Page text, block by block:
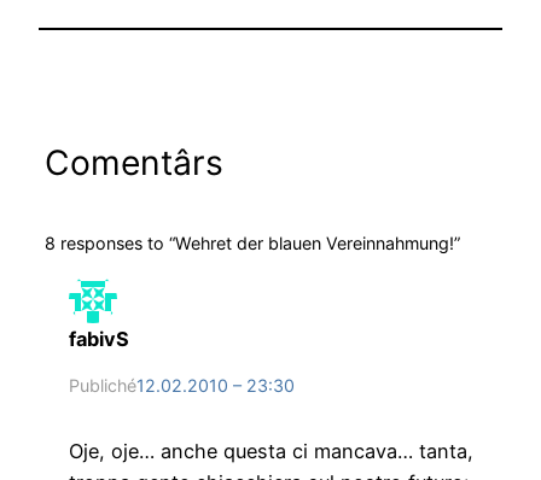
Comentârs
8 responses to “Wehret der blauen Vereinnahmung!”
fabivS
Publiché12.02.2010 – 23:30
Oje, oje… anche questa ci mancava… tanta,